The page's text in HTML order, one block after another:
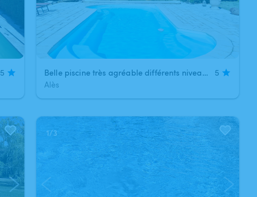
5
Belle piscine très agréable différents niveaux on peut s'asseoir a l intérieur
5
Alès
1/3